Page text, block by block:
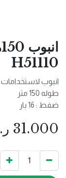
H51110
انبوب
طوله 150 متر
ضفط : 16 بار
31.000